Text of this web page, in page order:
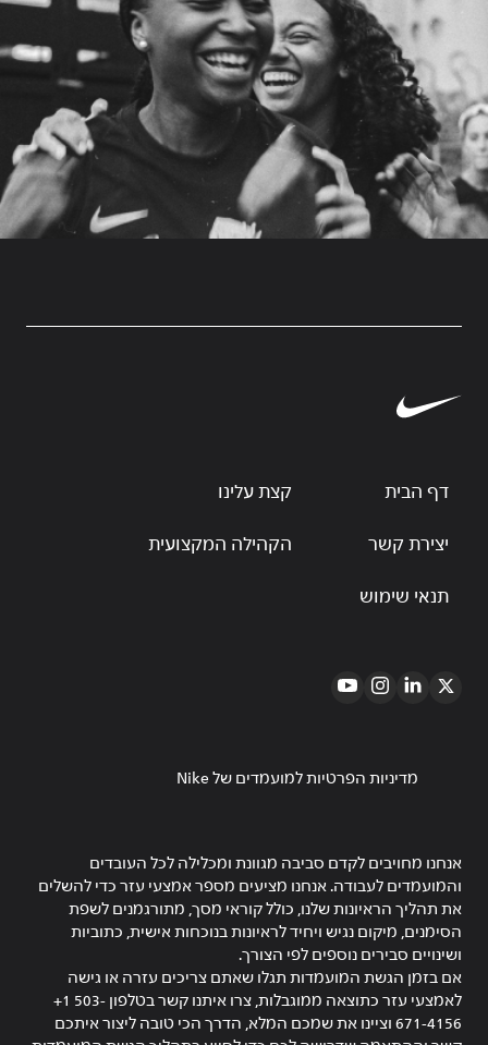
דף הבית קצת עלינו
יצירת קשר הקהילה המקצועית
תנאי שימוש
מדיניות הפרטיות למועמדים של Nike
אנחנו מחויבים לקדם סביבה מגוונת ומכלילה לכל העובדים
והמועמדים לעבודה. אנחנו מציעים מספר אמצעי עזר כדי להשלים
את תהליך הראיונות שלנו, כולל קוראי מסך, מתורגמנים לשפת
הסימנים, מיקום נגיש ויחיד לראיונות בנוכחות אישית, כתוביות
ושינויים סבירים נוספים לפי הצורך.
אם בזמן הגשת המועמדות תגלו שאתם צריכים עזרה או גישה
לאמצעי עזר כתוצאה ממוגבלות, צרו איתנו קשר בטלפון ‎+1 503-
671-4156 וציינו את שמכם המלא, הדרך הכי טובה ליצור איתכם